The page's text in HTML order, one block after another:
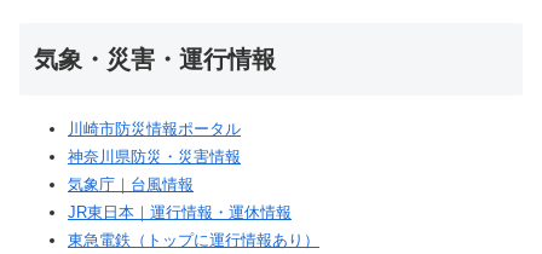
気象・災害・運行情報
川崎市防災情報ポータル
神奈川県防災・災害情報
気象庁｜台風情報
JR東日本｜運行情報・運休情報
東急電鉄（トップに運行情報あり）